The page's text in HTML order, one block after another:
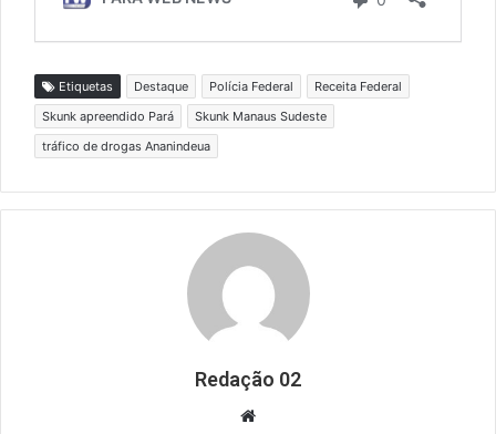
Etiquetas Destaque Polícia Federal
Receita Federal
Skunk apreendido Pará
Skunk Manaus Sudeste
tráfico de drogas Ananindeua
Redação 02
Website